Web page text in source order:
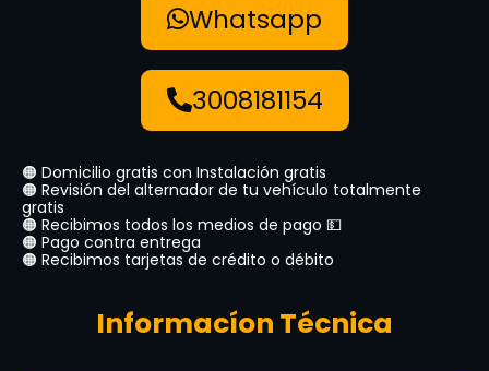
Whatsapp
3008181154
🟠 Domicilio gratis con Instalación gratis
🟠 Revisión del alternador de tu vehículo totalmente
gratis
🟠 Recibimos todos los medios de pago 💵
🟠 Pago contra entrega
🟠 Recibimos tarjetas de crédito o débito
Informacíon Técnica